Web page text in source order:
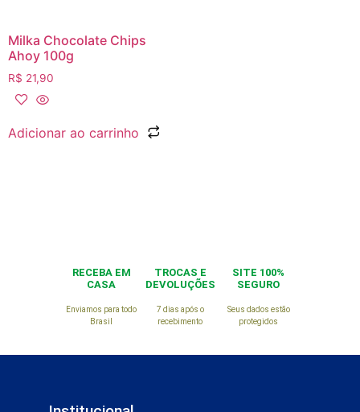
Milka Chocolate Chips
Ahoy 100g
R$ 21,90
Adicionar ao carrinho
RECEBA EM
CASA
Enviamos para todo
Brasil
TROCAS E
DEVOLUÇÕES
7 dias após o
recebimento
SITE 100%
SEGURO
Seus dados estão
protegidos